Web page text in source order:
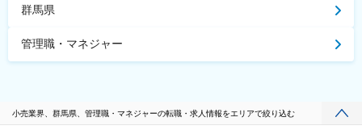
群馬県
管理職・マネジャー
小売業界、群馬県、管理職・マネジャーの転職・求人情報をエリアで絞り込む